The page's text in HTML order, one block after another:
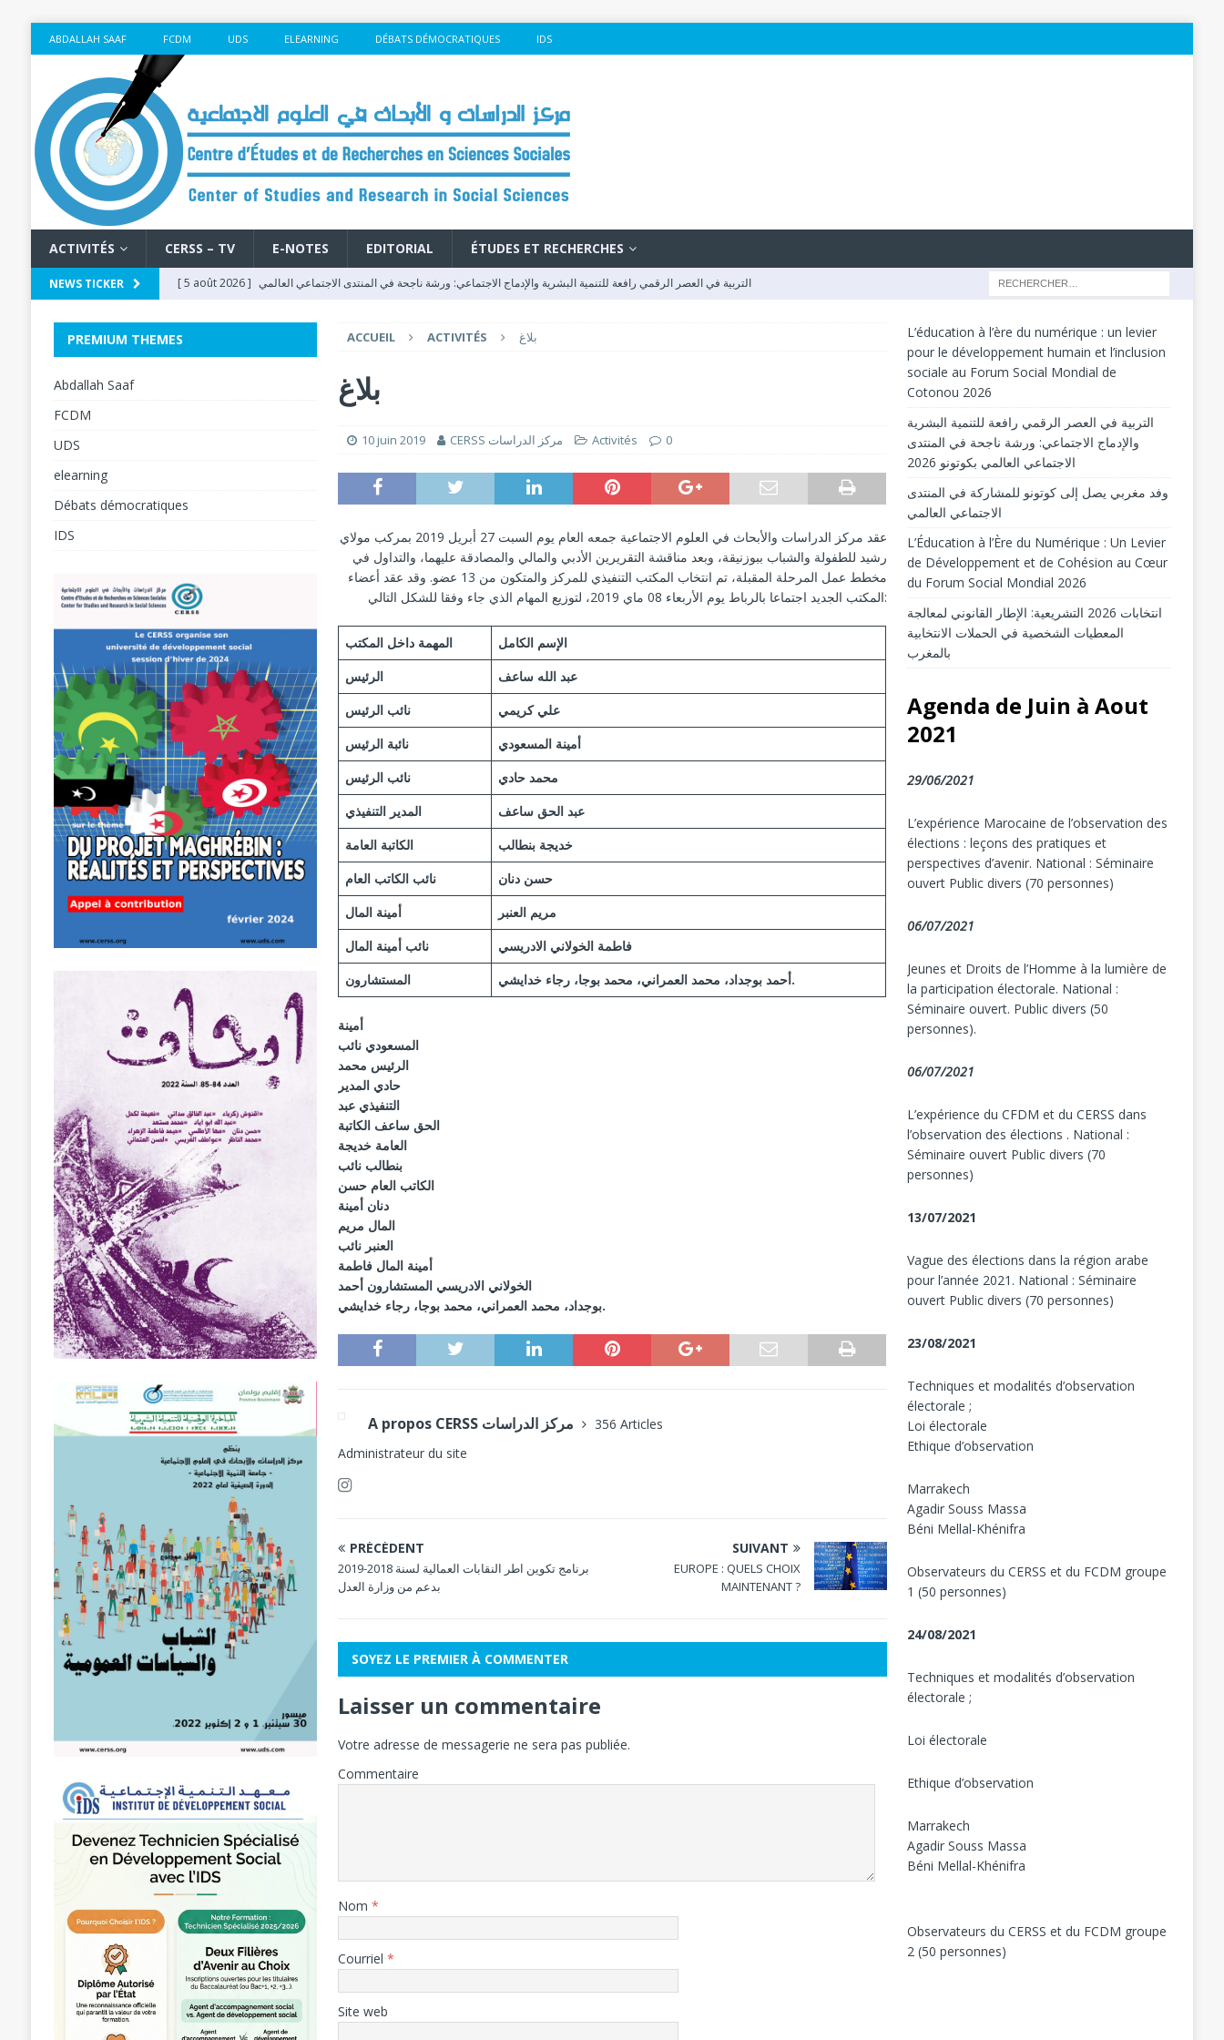
ABDALLAH SAAF FCDM UDS ELEARNING DÉBATS DÉMOCRATIQUES IDS
ACTIVITÉS CERSS – TV E-NOTES EDITORIAL ÉTUDES ET RECHERCHES
NEWS TICKER [ 5 août 2026 ] التربية في العصر الرقمي رافعة للتنمية البشرية والإدماج الاجتماعي: ورشة ناجحة في المنتدى الاجتماعي العالمي
[ 5 août 2026 ]
L’Éducation à l’Ère du Numérique : Un Levier de Développement et de Cohésion au Cœur du Forum
FSM - 2026
[ 5 août 2026 ]
L’éducation à l’ère du numérique : un levier pour le développement humain et l’inclusion sociale au
Forum Social Mondial de Cotonou 2026
FSM - 2026
ACCUEIL ACTIVITÉS بلاغ
بلاغ
10 juin 2019 CERSS مركز الدراسات Activités 0
عقد مركز الدراسات والأبحاث في العلوم الاجتماعية جمعه العام يوم السبت 27 أبريل 2019 بمركب مولاي
رشيد للطفولة والشباب ببوزنيقة، وبعد مناقشة التقريرين الأدبي والمالي والمصادقة عليهما، والتداول في
مخطط عمل المرحلة المقبلة، تم انتخاب المكتب التنفيذي للمركز والمتكون من 13 عضو. وقد عقد أعضاء
المكتب الجديد اجتماعا بالرباط يوم الأربعاء 08 ماي 2019، لتوزيع المهام الذي جاء وفقا للشكل التالي:
المهمة داخل المكتب
الإسم الكامل
الرئيس
عبد الله ساعف
نائب الرئيس
علي كريمي
نائبة الرئيس
أمينة المسعودي
نائب الرئيس
محمد حادي
المدير التنفيذي
عبد الحق ساعف
الكاتبة العامة
خديجة بنطالب
نائب الكاتب العام
حسن دنان
أمينة المال
مريم العنبر
نائب أمينة المال
فاطمة الخولاني الادريسي
المستشارون
أحمد بوجداد، محمد العمراني، محمد بوجا، رجاء خدايشي.
أمينة
المسعودي نائب
الرئيس محمد
حادي المدير
التنفيذي عبد
الحق ساعف الكاتبة
العامة خديجة
بنطالب نائب
الكاتب العام حسن
دنان أمينة
المال مريم
العنبر نائب
أمينة المال فاطمة
الخولاني الادريسي المستشارون أحمد
بوجداد، محمد العمراني، محمد بوجا، رجاء خدايشي.
356 Articles
Administrateur du site
PRÉCÉDENT
برنامج تكوين اطر النقابات العمالية لسنة 2018-2019
بدعم من وزارة العدل
SUIVANT
EUROPE : QUELS CHOIX
MAINTENANT ?
SOYEZ LE PREMIER À COMMENTER
Laisser un commentaire
Votre adresse de messagerie ne sera pas publiée.
Commentaire
Nom*
Courriel*
Site web
PREMIUM THEMES
Abdallah Saaf
FCDM
UDS
elearning
Débats démocratiques
IDS
L’éducation à l’ère du numérique : un levier
pour le développement humain et l’inclusion
sociale au Forum Social Mondial de
Cotonou 2026
التربية في العصر الرقمي رافعة للتنمية البشرية
والإدماج الاجتماعي: ورشة ناجحة في المنتدى
الاجتماعي العالمي بكوتونو 2026
وفد مغربي يصل إلى كوتونو للمشاركة في المنتدى
الاجتماعي العالمي
L’Éducation à l’Ère du Numérique : Un Levier
de Développement et de Cohésion au Cœur
du Forum Social Mondial 2026
انتخابات 2026 التشريعية: الإطار القانوني لمعالجة
المعطيات الشخصية في الحملات الانتخابية
بالمغرب
Agenda de Juin à Aout
2021
29/06/2021
L’expérience Marocaine de l’observation des
élections : leçons des pratiques et
perspectives d’avenir. National : Séminaire
ouvert Public divers (70 personnes)
06/07/2021
Jeunes et Droits de l’Homme à la lumière de
la participation électorale. National :
Séminaire ouvert. Public divers (50
personnes).
06/07/2021
L’expérience du CFDM et du CERSS dans
l’observation des élections . National :
Séminaire ouvert Public divers (70
personnes)
13/07/2021
Vague des élections dans la région arabe
pour l’année 2021. National : Séminaire
ouvert Public divers (70 personnes)
23/08/2021
Techniques et modalités d’observation
électorale ;
Loi électorale
Ethique d’observation
Marrakech
Agadir Souss Massa
Béni Mellal-Khénifra
Observateurs du CERSS et du FCDM groupe
1 (50 personnes)
24/08/2021
Techniques et modalités d’observation
électorale ;
Loi électorale
Ethique d’observation
Marrakech
Agadir Souss Massa
Béni Mellal-Khénifra
Observateurs du CERSS et du FCDM groupe
2 (50 personnes)